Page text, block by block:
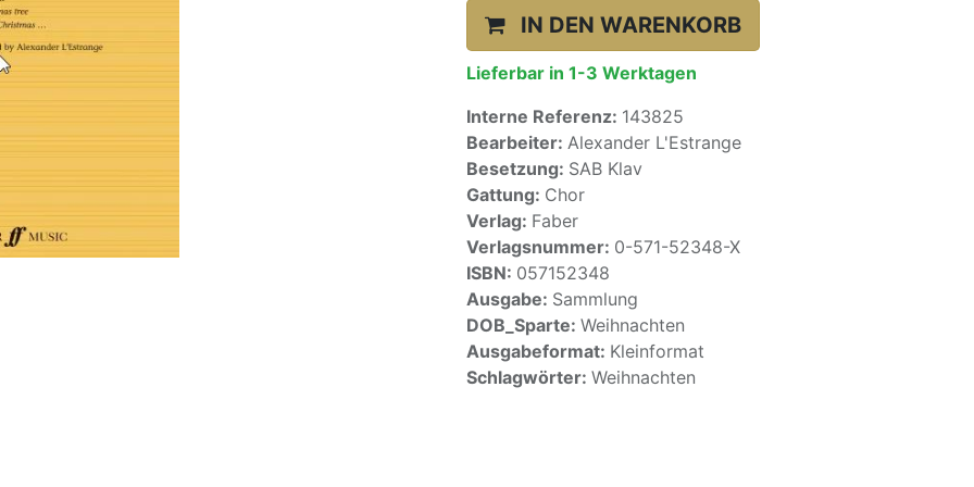
IN DEN WARENKORB
Lieferbar in 1-3 Werktagen
Interne Referenz: 143825
Bearbeiter: Alexander L'Estrange
Besetzung: SAB Klav
Gattung: Chor
Verlag: Faber
Verlagsnummer: 0-571-52348-X
ISBN: 057152348
Ausgabe: Sammlung
DOB_Sparte: Weihnachten
Ausgabeformat: Kleinformat
Schlagwörter: Weihnachten